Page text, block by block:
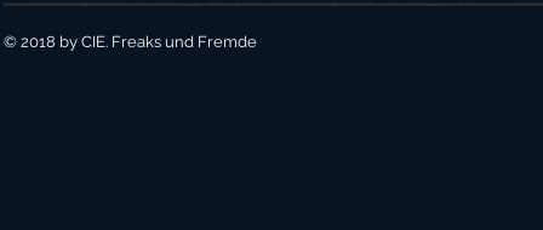
© 2018 by CIE. Freaks und Fremde